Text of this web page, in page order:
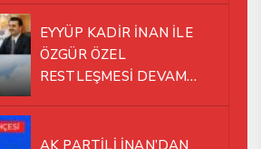
EYYÜP KADİR İNAN İLE
ÖZGÜR ÖZEL
RESTLEŞMESİ DEVAM